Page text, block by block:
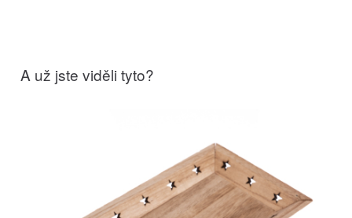
A už jste viděli tyto?